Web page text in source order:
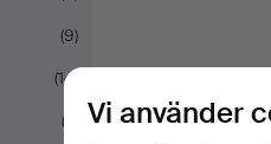
(9)
(14)
(2)
Vi använder